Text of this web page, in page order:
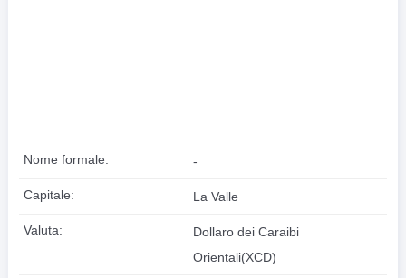
Nome formale: -
Capitale: La Valle
Valuta:
Dollaro dei Caraibi
Orientali(XCD)